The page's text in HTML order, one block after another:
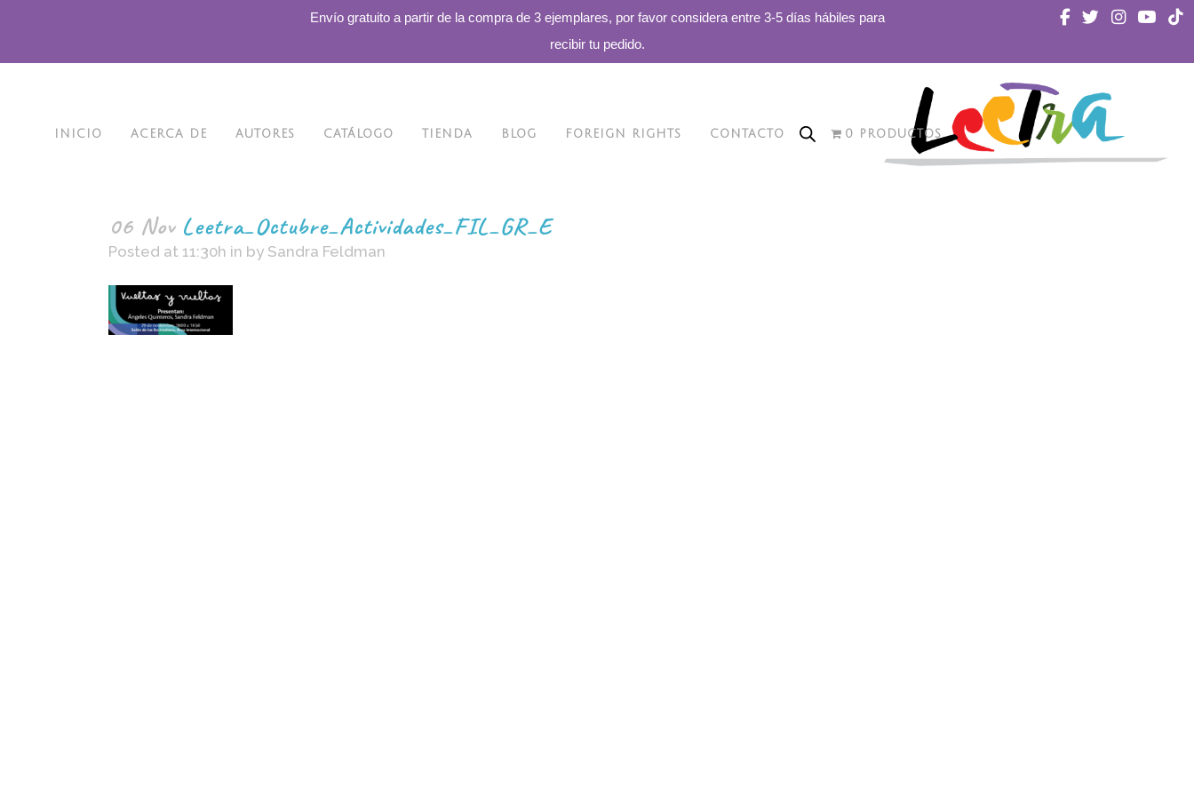
Envío gratuito a partir de la compra de 3 ejemplares, por favor considera entre 3-5 días hábiles para
recibir tu pedido.
INICIO ACERCA DE AUTORES CATÁLOGO TIENDA BLOG FOREIGN RIGHTS CONTACTO 0 PRODUCTOS
06 NovLeetra_Octubre_Actividades_FIL_GR_E
Posted at 11:30h in by Sandra Feldman